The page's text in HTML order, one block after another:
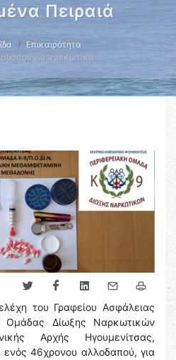
Πειραιά
Επικαιρότητα
για ναρκωτικά …
του Γραφείου Ασφάλειας
Ομάδας Δίωξης Ναρκωτικών
Αρχής Ηγουμενίτσας,
46χρονου αλλοδαπού, για